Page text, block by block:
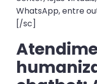
WhatsApp, entre
[/sc]